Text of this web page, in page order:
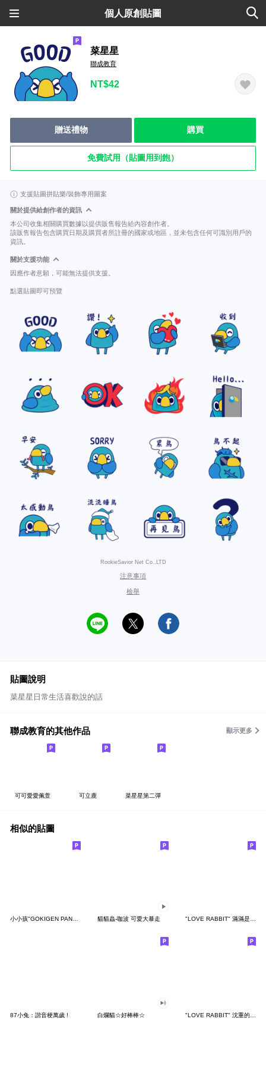
個人原創貼圖
菜星星
聯成教育
NT$42
贈送禮物 購買
免費試用（貼圖用到飽）
支援貼圖拼貼樂/裝飾專用圖案
關於提供給創作者的資訊
本公司收集相關購買數據以提供販售報告給內容創作者。
該販售報告包含購買日期及購買者所註冊的國家或地區，並未包含任何可識別用戶的
資訊。
關於支援功能
因應作者意願，可能無法提供支援。
點選貼圖即可預覽
RookieSavior Net Co.,LTD
注意事項
檢舉
貼圖說明
菜星星日常生活喜歡說的話
聯成教育的其他作品 顯示更多
可可愛愛佩萱 可立鹿 菜星星第二彈
相似的貼圖
小小孩"GOKIGEN PANDA" 台灣版 貓貓蟲-咖波 可愛大暴走 "LOVE RABBIT" 滿滿是愛 台灣版
87小兔：諧音梗萬歲 ! 白爛貓☆好棒棒☆ "LOVE RABBIT" 沈重的愛 台灣版